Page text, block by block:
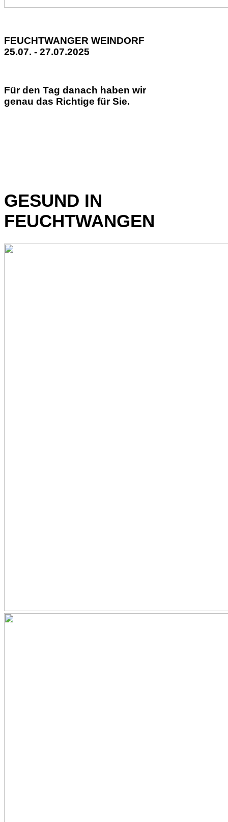
FEUCHTWANGER WEINDORF
25.07. - 27.07.2025
Für den Tag danach haben wir
genau das Richtige für Sie.
GESUND IN
FEUCHTWANGEN